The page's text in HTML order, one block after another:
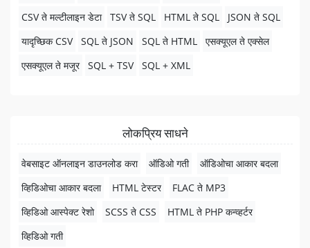
CSV ते मल्टीलाइन डेटा
TSV ते SQL HTML ते SQL
JSON ते SQL
यादृच्छिक CSV
SQL ते JSON SQL ते HTML
एसक्यूएल ते एक्सेल
एसक्यूएल ते मजूर
SQL + TSV SQL + XML
लोकप्रिय साधने
वेबसाइट ऑनलाइन डाउनलोड करा ऑडिओ गती
ऑडिओचा आकार बदला
व्हिडिओचा आकार बदला
HTML टेस्टर
FLAC ते MP3
व्हिडिओ आस्पेक्ट रेशो
SCSS ते CSS
HTML ते PHP कन्व्हर्टर
व्हिडिओ गती